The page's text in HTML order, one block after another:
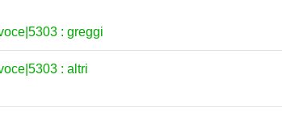
: greggi
: altri